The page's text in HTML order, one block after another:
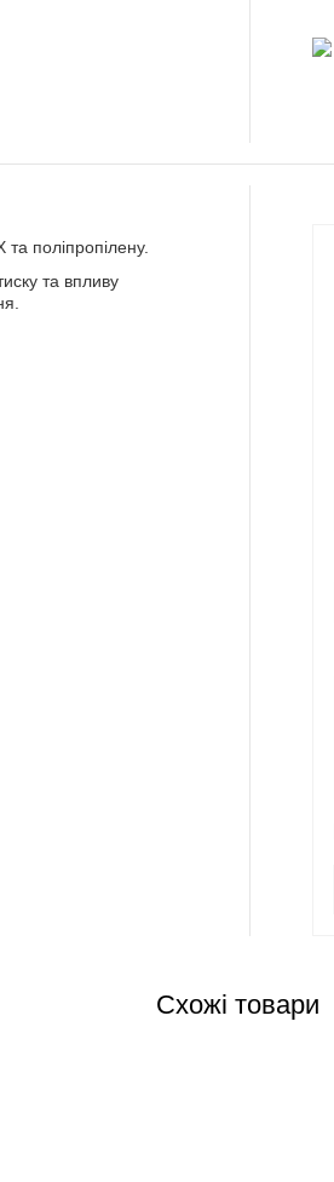
поліпропілену.
та впливу
Схожі товари